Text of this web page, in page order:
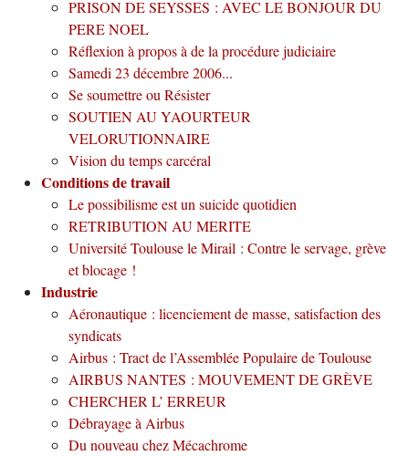
PRISON DE SEYSSES : AVEC LE BONJOUR DU
PERE NOEL
Réflexion à propos à de la procédure judiciaire
Samedi 23 décembre 2006...
Se soumettre ou Résister
SOUTIEN AU YAOURTEUR
VELORUTIONNAIRE
Vision du temps carcéral
Conditions de travail
Le possibilisme est un suicide quotidien
RETRIBUTION AU MERITE
Université Toulouse le Mirail : Contre le servage, grève
et blocage !
Industrie
Aéronautique : licenciement de masse, satisfaction des
syndicats
Airbus : Tract de l’Assemblée Populaire de Toulouse
AIRBUS NANTES : MOUVEMENT DE GRÈVE
CHERCHER L’ ERREUR
Débrayage à Airbus
Du nouveau chez Mécachrome